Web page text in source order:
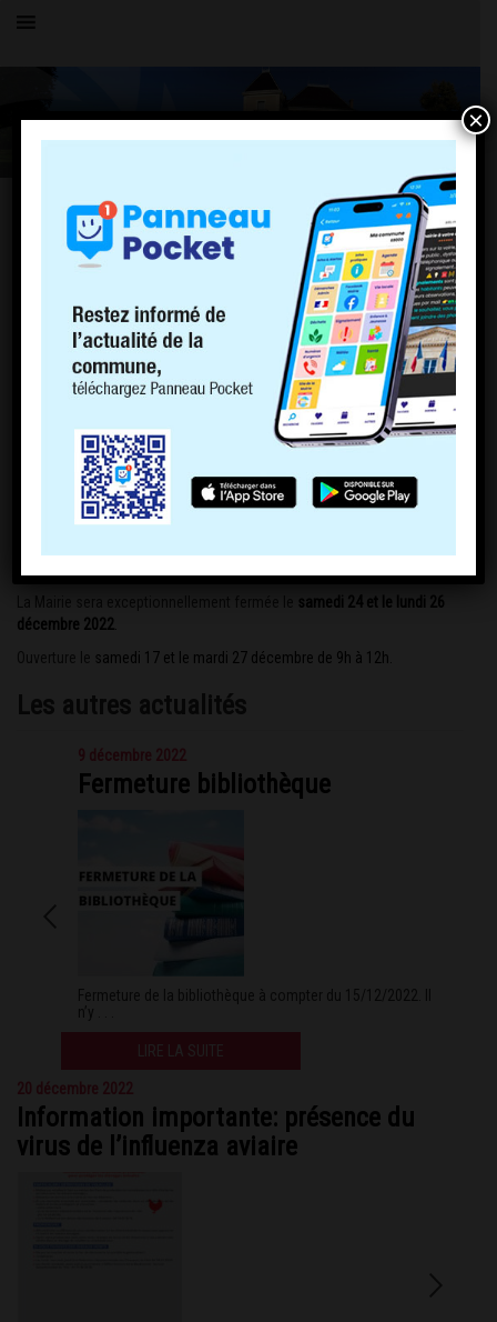
Toutes les actualités
LE VILLAGE
Fermeture exceptionnelle de la mairie
9 décembre 2022
samedi 24 et le lundi 26
décembre 2022
Ouverture le samedi 17 et le mardi 27 décembre de 9h à 12h.
Les autres actualités
9 décembre 2022
Fermeture bibliothèque
Fermeture de la bibliothèque à compter du 15/12/2022. Il
n’y . . .
LIRE LA SUITE
20 décembre 2022
Information importante: présence du
virus de l’influenza aviaire
×